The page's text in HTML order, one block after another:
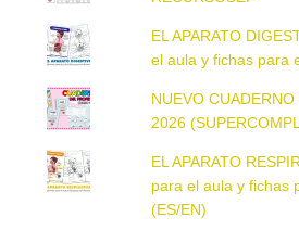
EL APARATO
el aula y fichas para
NUEVO
2026
EL APARATO
para el aula y fichas
(ES/EN)